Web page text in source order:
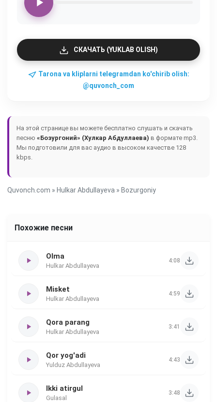
СКАЧАТЬ (YUKLAB OLISH)
Tarona va kliplarni telegramdan ko'chirib olish:
@quvonch_com
На этой странице вы можете бесплатно слушать и скачать
песню «Бозургоний» (Хулкар Абдуллаева) в формате mp3.
Мы подготовили для вас аудио в высоком качестве 128
kbps.
Quvonch.com » Hulkar Abdullayeva » Bozurgoniy
Похожие песни
Olma
Hulkar Abdullayeva
4:08
Misket
Hulkar Abdullayeva
4:59
Qora parang
Hulkar Abdullayeva
3:41
Qor yog'adi
Yulduz Abdullayeva
4:43
Ikki atirgul
Gulasal
3:48